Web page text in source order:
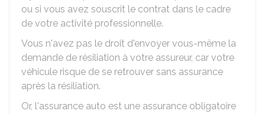
ou si vous avez souscrit le contrat dans le cadre
de votre activité professionnelle.
Vous n'avez pas le droit d'envoyer vous-même la
demande de résiliation à votre assureur, car votre
véhicule risque de se retrouver sans assurance
après la résiliation.
Or, l'assurance auto est une assurance obligatoire